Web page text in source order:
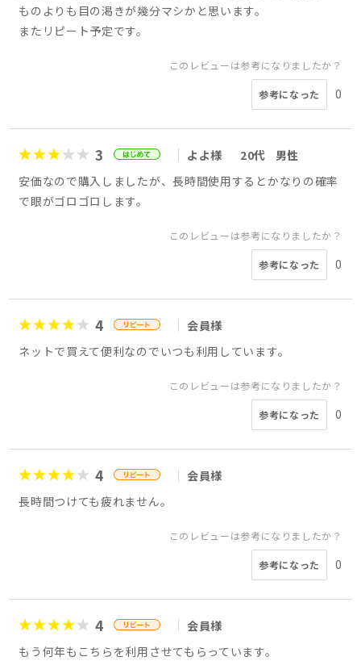
ものよりも目の渇きが幾分マシかと思います。
またリピート予定です。
このレビューは参考になりましたか？
参考になった 0
3 よよ様 20代
男性
安価なので購入しましたが、長時間使用するとかなりの確率
で眼がゴロゴロします。
このレビューは参考になりましたか？
参考になった 0
4
会員様
ネットで買えて便利なのでいつも利用しています。
このレビューは参考になりましたか？
参考になった 0
4
会員様
長時間つけても疲れません。
このレビューは参考になりましたか？
参考になった 0
4
会員様
もう何年もこちらを利用させてもらっています。